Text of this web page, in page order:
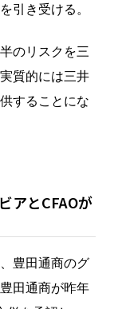
引き受ける。
のリスクを三
質的には三井
することにな
アとCFAOが
豊田通商のグ
田通商が昨年